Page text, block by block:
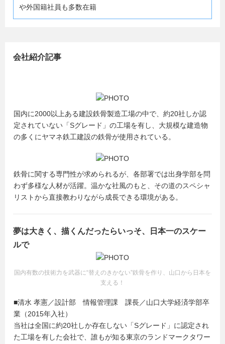
や外国籍社員も多数在籍
会社紹介記事
国内に2000以上ある建設鉄骨製造工場の中で、約20社しか認
定されていない「Sグレード」の工場を有し、大規模な建造物
の多くにヤマネ鉄工建設の鉄骨が使用されている。
鉄骨に関する専門性が求められるが、各部署では出身学部を問
わず多様な人材が活躍。温かな社風のもと、その道のスペシャ
リストから直接教わりながら成長できる環境がある。
夢は大きく、描くんだったらいっそ、日本一のスケー
ルで
国内有数の技術力を武器に“替えのきかない”鉄骨を作り、山口から日本を
支える！
■清水 孝憲／設計部 情報管理課 課長／山口大学経済学部卒
業（2015年入社）
当社は全国に約20社しか存在しない「Sグレード」に認定され
た工場を有した会社で、誰もが知る東京のランドマークタワー